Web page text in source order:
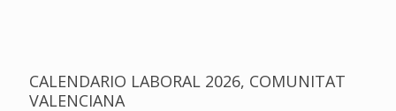
CALENDARIO LABORAL 2026, COMUNITAT
VALENCIANA